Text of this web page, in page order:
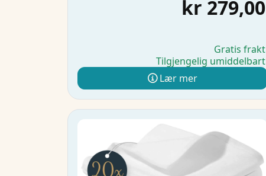
kr 279,00
Gratis frakt
Tilgjengelig umiddelbart
Lær mer